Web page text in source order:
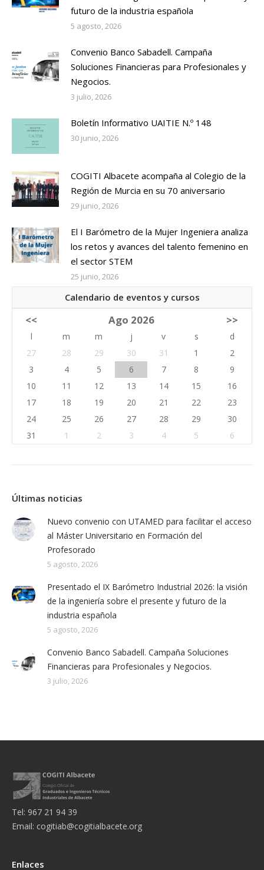
futuro de la industria española
5 agosto, 2026
Convenio Banco Sabadell. Campaña
Soluciones Financieras para Profesionales y
Negocios.
3 julio, 2026
Boletín Informativo UAITIE N.º 148
30 junio, 2026
COGITI Albacete acompaña al Colegio de la
Región de Murcia en su 70 aniversario
29 junio, 2026
El I Barómetro de la Mujer Ingeniera analiza
los retos y avances del talento femenino en
el sector STEM
25 junio, 2026
Calendario de eventos y cursos
<< Ago 2026 >>
l m m j v s
d
27
28 29 30 31 1
2
3
4 5 6 7 8
9
10
11 12 13 14 15
16
17
18 19 20 21 22
23
24
25 26 27 28 29
30
31
1 2 3 4 5 6
Últimas noticias
Nuevo convenio con UTAMED para facilitar el acceso
al Máster Universitario en Formación del
Profesorado
5 agosto, 2026
Presentado el IX Barómetro Industrial 2026: la visión
de la ingeniería sobre el presente y futuro de la
industria española
5 agosto, 2026
Convenio Banco Sabadell. Campaña Soluciones
Financieras para Profesionales y Negocios.
3 julio, 2026
Tel: 967 21 94 39
Email: cogitiab@cogitialbacete.org
Enlaces